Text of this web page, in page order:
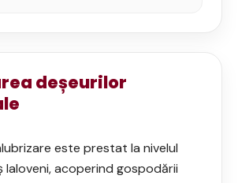
deșeurilor
este prestat la nivelul
Ialoveni, acoperind gospodării